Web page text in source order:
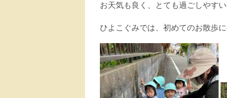
お天気も良く、とても過ごしやす
ひよこぐみでは、初めてのお散歩